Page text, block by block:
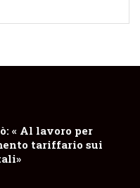
« Al lavoro per
tariffario sui